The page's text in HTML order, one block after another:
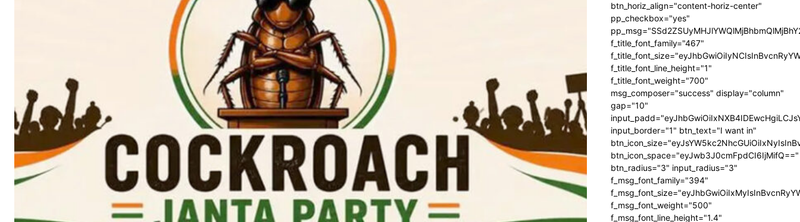
btn_horiz_align="content-horiz-center"
pp_checkbox="yes"
f_title_font_family="467"
f_title_font_line_height="1"
f_title_font_weight="700"
msg_composer="success" display="column"
gap="10"
input_border="1" btn_text="I want in"
btn_icon_space="eyJwb3J0cmFpdCI6IjMifQ=="
btn_radius="3" input_radius="3"
f_msg_font_family="394"
f_msg_font_weight="500"
f_msg_font_line_height="1.4"